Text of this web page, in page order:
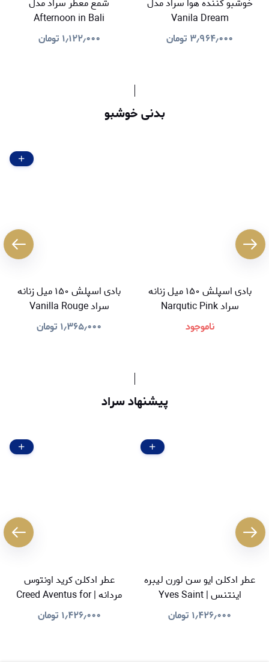
Vanila Dream
۳٫۹۶۴٫۰۰۰ تومان
Afternoon in Bali
۱٫۱۲۲٫۰۰۰ تومان
بدنی خوشبو
بادی اسپلش ۱۵۰ میل زنانه
سراد Narqutic Pink
ناموجود
بادی اسپلش ۱۵۰ میل زنانه
سراد Vanilla Rouge
۱٫۳۶۵٫۰۰۰ تومان
پیشنهاد سراد
عطر ادکلن ایو سن لورن لیبره
اینتنس | Yves Saint
Laurent Libre Intense
۱٫۴۲۶٫۰۰۰ تومان
عطر ادکلن کرید اونتوس
مردانه | Creed Aventus for
Men
۱٫۴۲۶٫۰۰۰ تومان